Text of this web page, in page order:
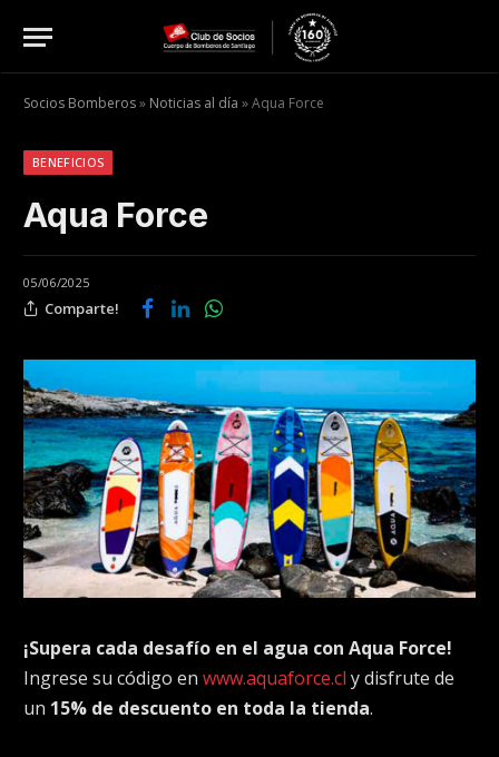
Socios Bomberos» Noticias al día »Aqua Force
BENEFICIOS
Aqua Force
05/06/2025
Comparte!
¡Supera cada desafío en el agua con Aqua Force!
Ingrese su código en www.aquaforce.cl y disfrute de
un 15% de descuento en toda la tienda.